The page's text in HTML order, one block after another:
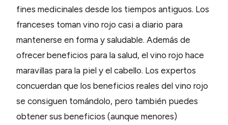
fines medicinales desde los tiempos antiguos. Los
franceses toman vino rojo casi a diario para
mantenerse en forma y saludable. Además de
ofrecer beneficios para la salud, el vino rojo hace
maravillas para la piel y el cabello. Los expertos
concuerdan que los beneficios reales del vino rojo
se consiguen tomándolo, pero también puedes
obtener sus beneficios (aunque menores)